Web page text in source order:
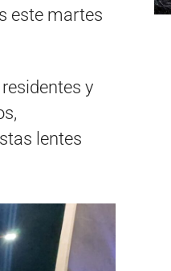
este martes
y
lentes